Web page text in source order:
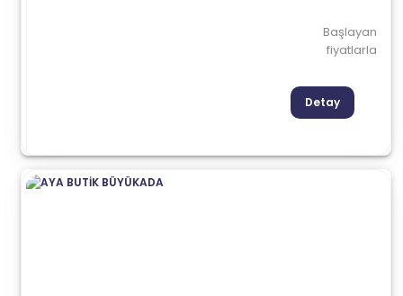
Başlayan
fiyatlarla
Detay